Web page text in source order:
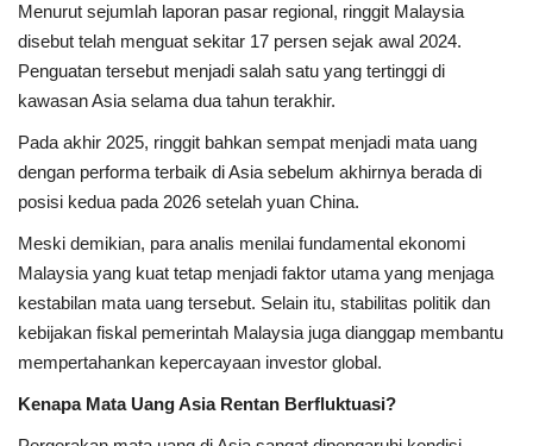
Menurut sejumlah laporan pasar regional, ringgit Malaysia
disebut telah menguat sekitar 17 persen sejak awal 2024.
Penguatan tersebut menjadi salah satu yang tertinggi di
kawasan Asia selama dua tahun terakhir.
Pada akhir 2025, ringgit bahkan sempat menjadi mata uang
dengan performa terbaik di Asia sebelum akhirnya berada di
posisi kedua pada 2026 setelah yuan China.
Meski demikian, para analis menilai fundamental ekonomi
Malaysia yang kuat tetap menjadi faktor utama yang menjaga
kestabilan mata uang tersebut. Selain itu, stabilitas politik dan
kebijakan fiskal pemerintah Malaysia juga dianggap membantu
mempertahankan kepercayaan investor global.
Kenapa Mata Uang Asia Rentan Berfluktuasi?